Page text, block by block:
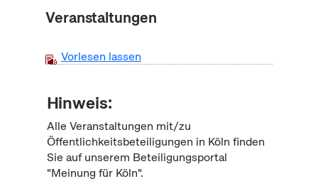
Veranstaltungen
Vorlesen lassen
Hinweis:
Alle Veranstaltungen mit/zu
Öffentlichkeitsbeteiligungen in Köln finden
Sie auf unserem Beteiligungsportal
"Meinung für Köln".